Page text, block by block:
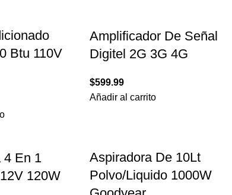
Btu 110V
Amplificador De Señal
Digitel 2G 3G 4G
$599.99
Añadir al carrito
4 En 1
120W
Aspiradora De 10Lt
Polvo/Liquido 1000W